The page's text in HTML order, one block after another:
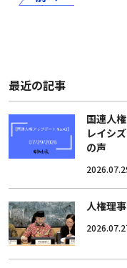
最近の記事
国連人
レイシ
の声
人権理